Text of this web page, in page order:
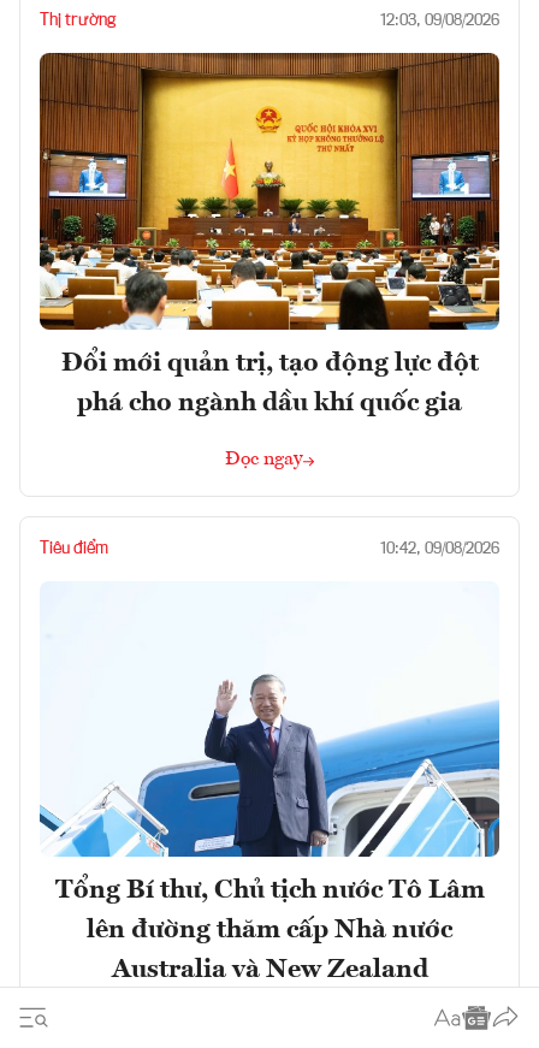
Thị trường 12:03, 09/08/2026
Đổi mới quản trị, tạo động lực đột
phá cho ngành dầu khí quốc gia
Đọc ngay
Tiêu điểm 10:42, 09/08/2026
Tổng Bí thư, Chủ tịch nước Tô Lâm
lên đường thăm cấp Nhà nước
Australia và New Zealand